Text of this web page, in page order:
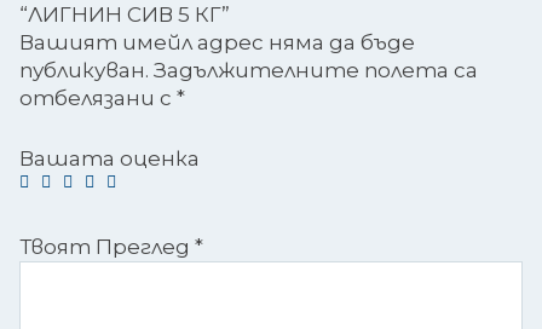
“ЛИГНИН СИВ 5 КГ”
Вашият имейл адрес няма да бъде
публикуван. Задължителните полета са
отбелязани с *
Вашата оценка
Твоят Преглед *